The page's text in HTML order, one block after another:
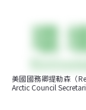
美國國務卿提勒森（
Arctic Council